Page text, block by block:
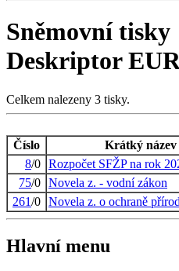
Sněmovní tisky
Deskriptor
Celkem nalezeny 3 tisky.
Číslo Krátký název
8/0 Rozpočet SFŽP na rok
75/0 Novela z. - vodní zákon
261/0 Novela z. o ochraně
Hlavní menu